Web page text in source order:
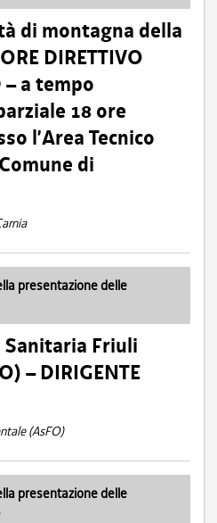
di montagna della
DIRETTIVO
– a tempo
18 ore
l’Area Tecnico
di
presentazione delle
Sanitaria Friuli
– DIRIGENTE
(AsFO)
presentazione delle